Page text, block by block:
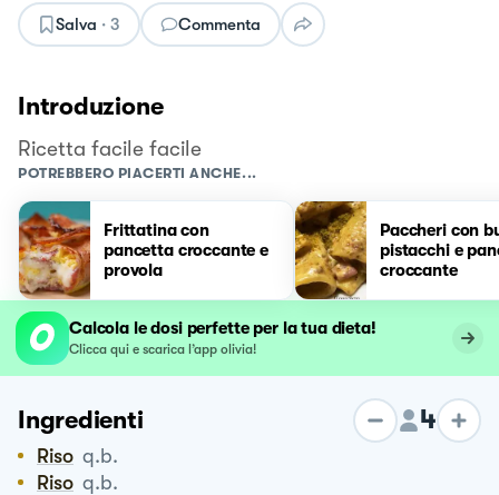
Salva · 3 Commenta
Introduzione
Ricetta facile facile
POTREBBERO PIACERTI ANCHE...
Frittatina con
pancetta croccante e
provola
Paccheri con
pistacchi e
croccante
Calcola le dosi perfette per la tua dieta!
Clicca qui e scarica l’app olivia!
Ingredienti 4
Riso q.b.
Riso q.b.